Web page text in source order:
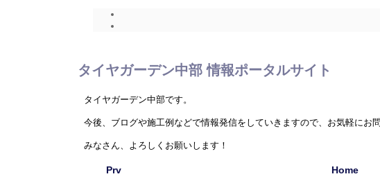
タイヤガーデン中部 情報ポータルサイト
タイヤガーデン中部です。
今後、ブログや施工例などで情報発信をしていきますので、お気軽にお
みなさん、よろしくお願いします！
Prv Home